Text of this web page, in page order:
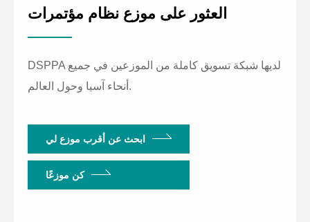
العثور على موزع نظام مؤتمرات
DSPPA لديها شبكة تسويق كاملة من الموزعين في جميع
أنحاء آسيا وحول العالم.
ابحث عن أقرب موزع لي
كن موزعًا